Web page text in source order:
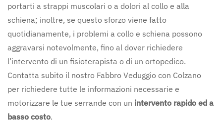
portarti a strappi muscolari o a dolori al collo e alla
schiena; inoltre, se questo sforzo viene fatto
quotidianamente, i problemi a collo e schiena possono
aggravarsi notevolmente, fino al dover richiedere
l’intervento di un fisioterapista o di un ortopedico.
Contatta subito il nostro Fabbro Veduggio con Colzano
per richiedere tutte le informazioni necessarie e
motorizzare le tue serrande con un intervento rapido ed a
basso costo.